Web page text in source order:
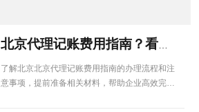
北京代理记账费用指南？看这篇就够了
了解北京北京代理记账费用指南的办理流程和注
意事项，提前准备相关材料，帮助企业高效完成